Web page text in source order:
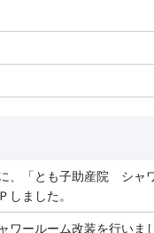
、「とも子助産院 シャ
しました。
ールーム改装を行いまし